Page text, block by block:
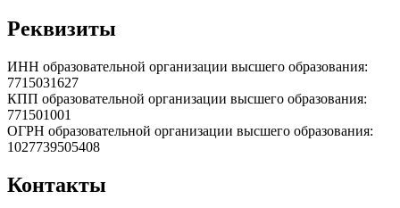
Реквизиты
ИНН образовательной организации высшего образования:
7715031627
КПП образовательной организации высшего образования:
771501001
ОГРН образовательной организации высшего образования:
1027739505408
Контакты